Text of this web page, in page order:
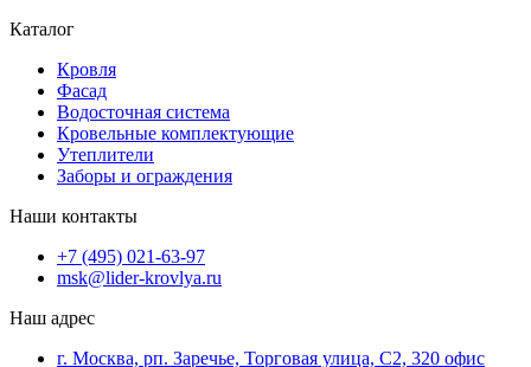
Каталог
Кровля
Фасад
Водосточная система
Кровельные комплектующие
Утеплители
Заборы и ограждения
Наши контакты
+7 (495) 021-63-97
msk@lider-krovlya.ru
Наш адрес
г. Москва, рп. Заречье, Торговая улица, С2, 320 офис